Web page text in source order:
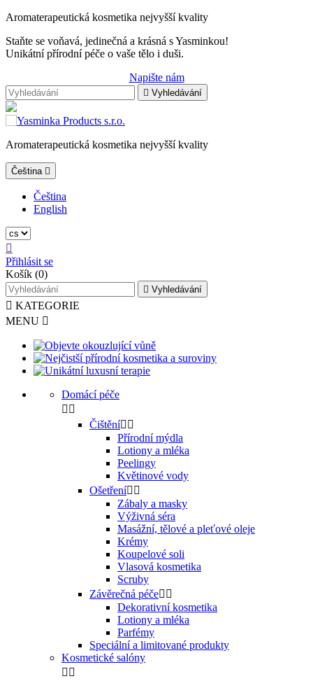
Aromaterapeutická kosmetika nejvyšší kvality
Staňte se voňavá, jedinečná a krásná s Yasminkou!
Unikátní přírodní péče o vaše tělo i duši.
Napište nám
 Vyhledávání
Aromaterapeutická kosmetika nejvyšší kvality
Čeština 
Čeština
English

Přihlásit se
Košík (0)
 Vyhledávání
 KATEGORIE
MENU 
Domácí péče
 
Čištění 
Přírodní mýdla
Lotiony a mléka
Peelingy
Květinové vody
Ošetření 
Zábaly a masky
Výživná séra
Masážní, tělové a pleťové oleje
Krémy
Koupelové soli
Vlasová kosmetika
Scruby
Závěrečná péče 
Dekorativní kosmetika
Lotiony a mléka
Parfémy
Speciální a limitované produkty
Kosmetické salóny
 